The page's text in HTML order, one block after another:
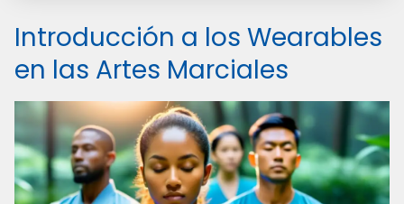
Introducción a los Wearables
en las Artes Marciales